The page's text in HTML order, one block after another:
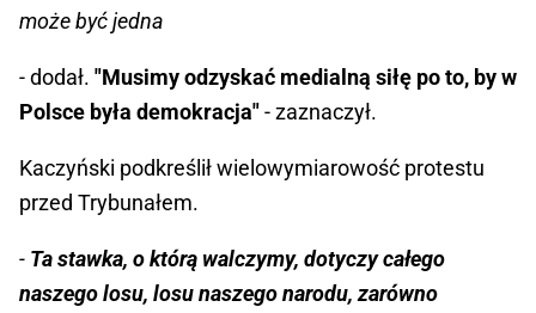
może być jedna
- dodał. "Musimy odzyskać medialną siłę po to, by w
Polsce była demokracja"- zaznaczył.
Kaczyński podkreślił wielowymiarowość protestu
przed Trybunałem.
- Ta stawka, o którą walczymy, dotyczy całego
naszego losu, losu naszego narodu, zarówno